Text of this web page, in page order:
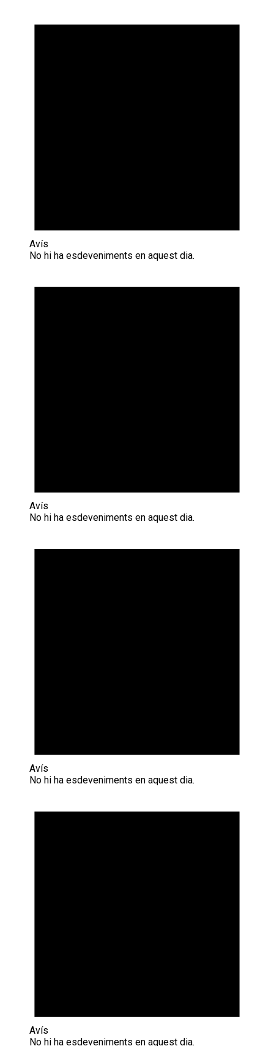
Avís
No hi ha esdeveniments en aquest dia.
Avís
No hi ha esdeveniments en aquest dia.
Avís
No hi ha esdeveniments en aquest dia.
Avís
No hi ha esdeveniments en aquest dia.